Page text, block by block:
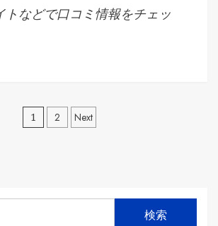
トなどで口コミ情報をチェッ
投
ペ
1 2 Next
検索